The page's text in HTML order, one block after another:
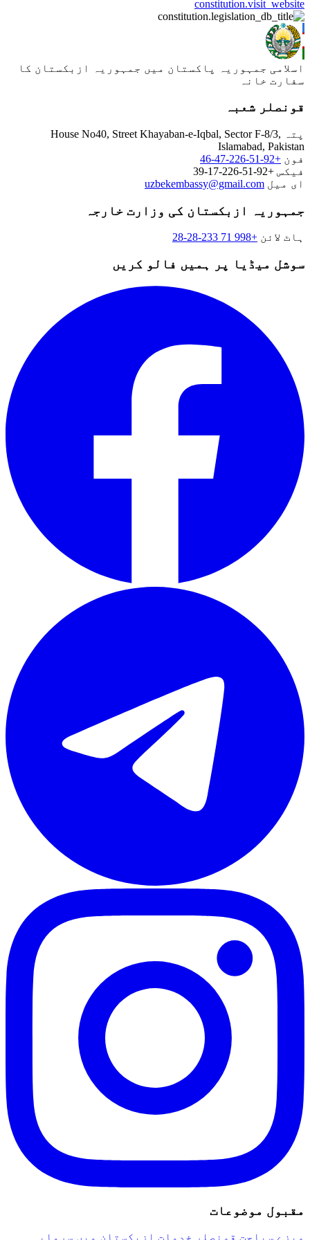
جمہوریہ پاکستان میں جمہوریہ ازبکستان کا
خانہ
شعبہ
House No40, Street Khayaban-e-Iqbal, Sector F-8/3,
Islamabad,
+92-51-226-47-46
+92-51-226-17-39
میل uzbekembassy@gmail.com
ازبکستان کی وزارت خارجہ
لائن +998 71 233-28-28
میڈیا پر ہمیں فالو کریں
موضوعات
سیاحتقونصلر خدمات ازبکستان میں سرمایہ